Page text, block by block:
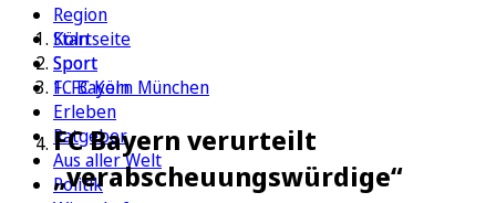
Region
Köln
Sport
1. FC Köln
Erleben
Ratgeber
Aus aller Welt
Politik
Startseite
Sport
FC Bayern München
FC Bayern verurteilt
„verabscheuungswürdige“